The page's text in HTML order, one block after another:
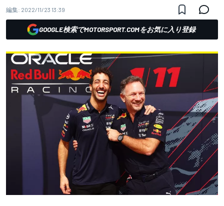
編集: 2022/11/23 13:39
GOOGLE検索でMOTORSPORT.COMをお気に入り登録